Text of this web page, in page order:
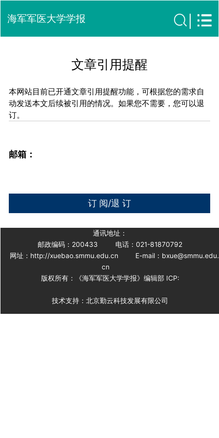
海军军医大学学报
文章引用提醒
本网站目前已开通文章引用提醒功能，可根据您的需求自
动发送本文后续被引用的情况。如果您不需要，您可以退
订。
邮箱：
通讯地址：
邮政编码：200433
电话：021-81870792
网址：http://xuebao.smmu.edu.cn
E-mail：bxue@smmu.edu.
cn
版权所有：《海军军医大学学报》编辑部 ICP:
技术支持：北京勤云科技发展有限公司